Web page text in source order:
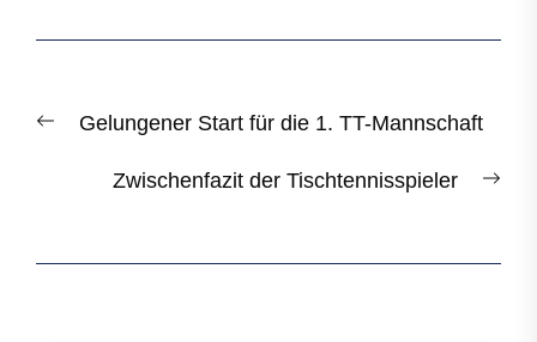
PreviousGelungener Start für die 1. TT-Mannschaft
Zwischenfazit der Tischtennisspieler